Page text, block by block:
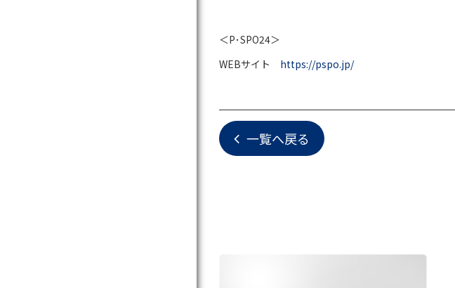
＜P･SPO24＞
WEBサイト https://pspo.jp/
一覧へ戻る